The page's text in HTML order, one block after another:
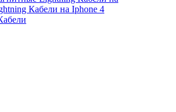
Кабели на Iphone 4